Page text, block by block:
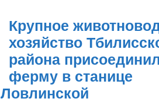
Крупное
хозяйство
района
ферму в станице
Ловлинской